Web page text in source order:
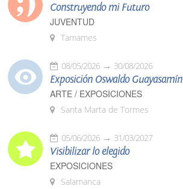
Construyendo mi Futuro
JUVENTUD
Tamames
08/05/2026 30/08/2026
Exposición Oswaldo Guayasamín
ARTE / EXPOSICIONES
Santa Marta de Tormes
05/06/2026 31/03/2027
Visibilizar lo elegido
EXPOSICIONES
Salamanca